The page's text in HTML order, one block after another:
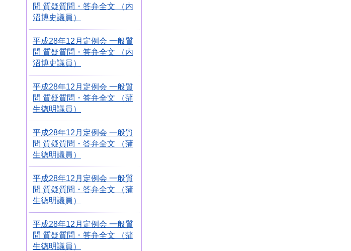
問 質疑質問・答弁全文 （内
沼博史議員）
平成28年12月定例会 一般質
問 質疑質問・答弁全文 （内
沼博史議員）
平成28年12月定例会 一般質
問 質疑質問・答弁全文 （蒲
生徳明議員）
平成28年12月定例会 一般質
問 質疑質問・答弁全文 （蒲
生徳明議員）
平成28年12月定例会 一般質
問 質疑質問・答弁全文 （蒲
生徳明議員）
平成28年12月定例会 一般質
問 質疑質問・答弁全文 （蒲
生徳明議員）